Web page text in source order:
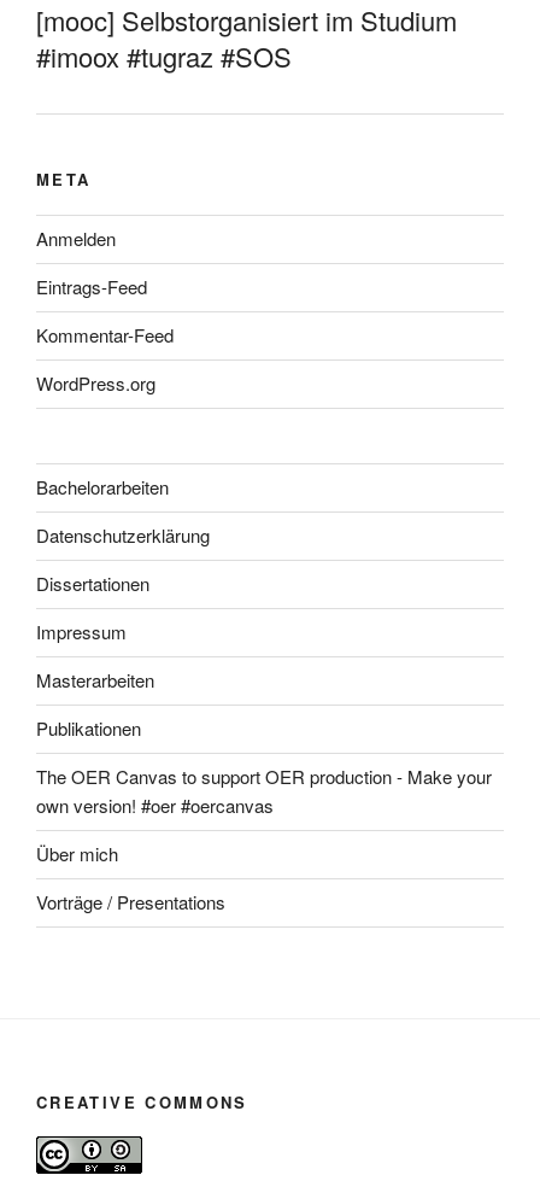
[mooc] Selbstorganisiert im Studium
#imoox #tugraz #SOS
META
Anmelden
Eintrags-Feed
Kommentar-Feed
WordPress.org
Bachelorarbeiten
Datenschutzerklärung
Dissertationen
Impressum
Masterarbeiten
Publikationen
The OER Canvas to support OER production - Make your
own version! #oer #oercanvas
Über mich
Vorträge / Presentations
CREATIVE COMMONS